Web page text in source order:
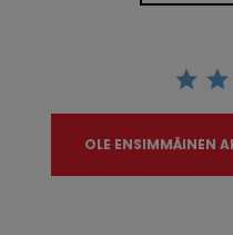
OLE ENSIMMÄINEN